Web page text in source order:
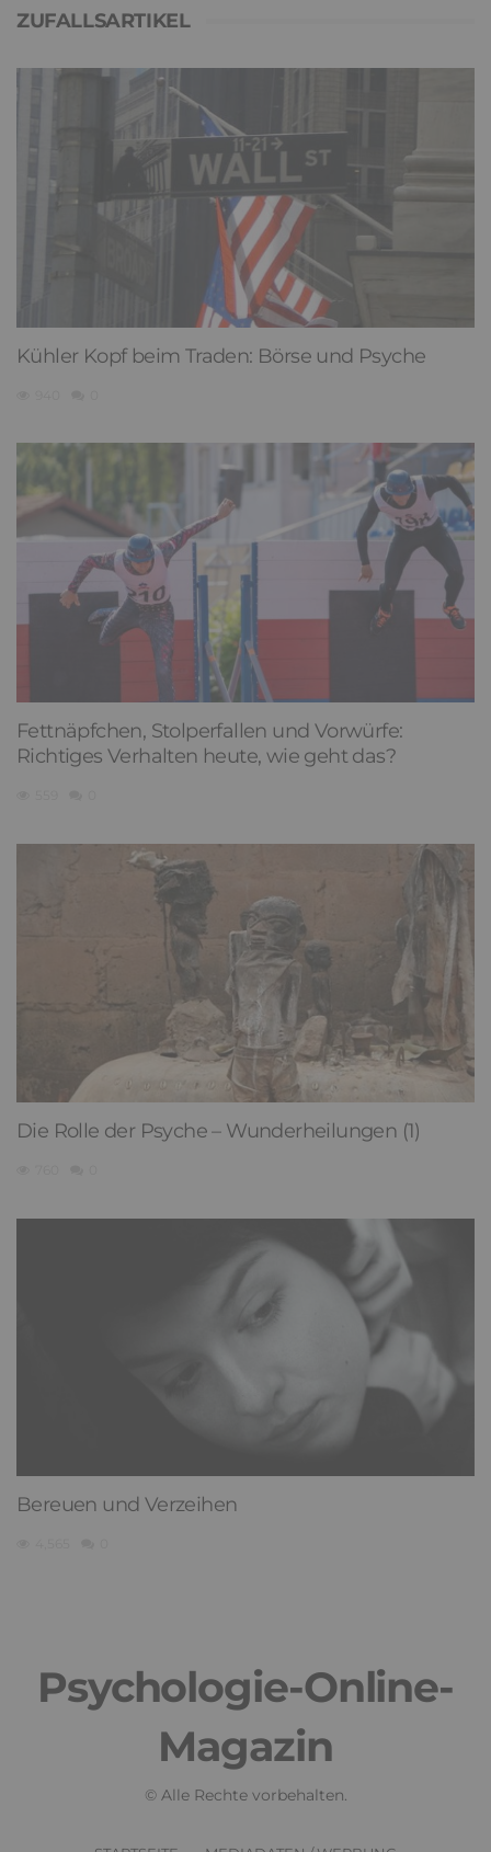
ZUFALLSARTIKEL
Kühler Kopf beim Traden: Börse und Psyche
Fettnäpfchen, Stolperfallen und Vorwürfe:
Richtiges Verhalten heute, wie geht das?
Die Rolle der Psyche – Wunderheilungen (1)
Bereuen und Verzeihen
Psychologie-Online-
Magazin
© Alle Rechte vorbehalten.